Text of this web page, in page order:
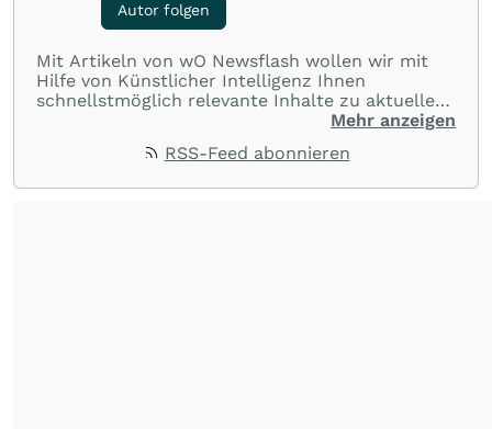
Autor folgen
Mit Artikeln von wO Newsflash wollen wir mit
Hilfe von Künstlicher Intelligenz Ihnen
schnellstmöglich relevante Inhalte zu aktuellen
Ereignissen rund um Börse, Finanzmärkte aus
Mehr anzeigen
RSS-Feed abonnieren